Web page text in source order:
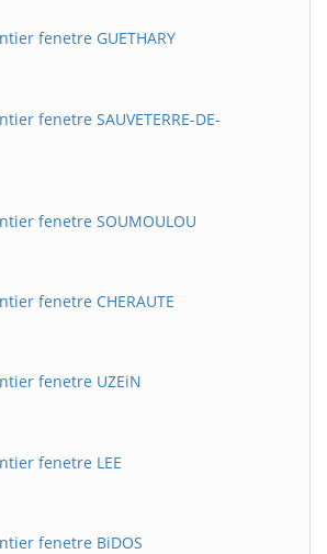
fenetre GUETHARY
fenetre SAUVETERRE-DE-
fenetre SOUMOULOU
fenetre CHERAUTE
fenetre UZEiN
fenetre LEE
fenetre BiDOS